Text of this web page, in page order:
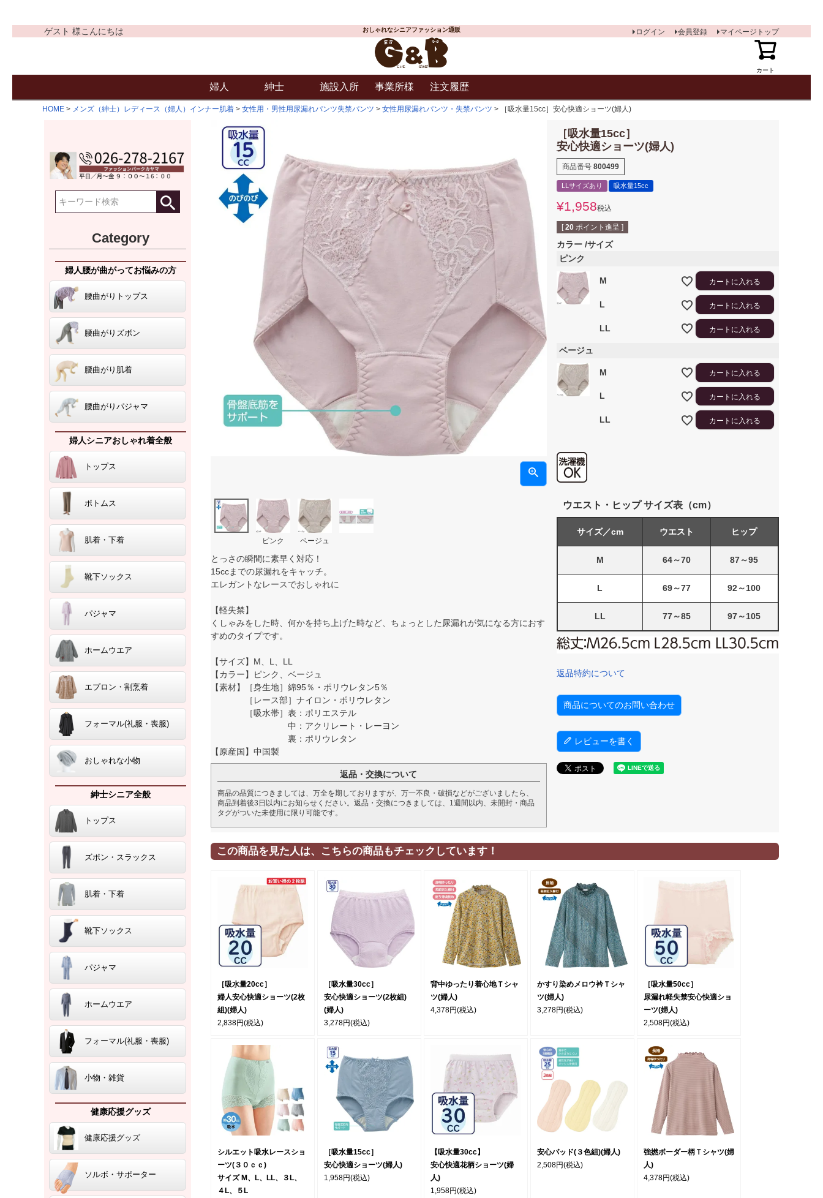
ゲスト 様こんにちは おしゃれなシニアファッション通販
カート
ログイン 会員登録 マイページトップ
婦人 紳士 施設入所 事業所様 注文履歴
HOME メンズ（紳士）レディース（婦人）インナー肌着 女性用・男性用尿漏れパンツ失禁パンツ 女性用尿漏れパンツ・失禁パンツ ［吸水量15cc］安心快適ショーツ(婦人)
Category
婦人腰が曲がってお悩みの方
腰曲がりトップス
腰曲がりズボン
腰曲がり肌着
腰曲がりパジャマ
婦人シニアおしゃれ着全般
トップス
ボトムス
肌着・下着
靴下ソックス
パジャマ
ホームウエア
エプロン・割烹着
フォーマル(礼服・喪服)
おしゃれな小物
紳士シニア全般
トップス
ズボン・スラックス
肌着・下着
靴下ソックス
パジャマ
ホームウエア
フォーマル(礼服・喪服)
小物・雑貨
健康応援グッズ
健康応援グッズ
ソルボ・サポーター
ピンク ベージュ
とっさの瞬間に素早く対応！
15ccまでの尿漏れをキャッチ。
エレガントなレースでおしゃれに
【軽失禁】
くしゃみをした時、何かを持ち上げた時など、ちょっとした尿漏れが気になる方におす
すめのタイプです。
【サイズ】M、L、LL
【カラー】ピンク、ベージュ
【素材】［身生地］綿95％・ポリウレタン5％
［レース部］ナイロン・ポリウレタン
［吸水帯］表：ポリエステル
中：アクリレート・レーヨン
裏：ポリウレタン
【原産国】中国製
返品・交換について
商品の品質につきましては、万全を期しておりますが、万一不良・破損などがございましたら、
商品到着後3日以内にお知らせください。返品・交換につきましては、1週間以内、未開封・商品
タグがついた未使用に限り可能です。
［吸水量15cc］
安心快適ショーツ(婦人)
商品番号 800499
LLサイズあり 吸水量15cc
¥1,958税込
[ 20 ポイント進呈 ]
カラー サイズ
ピンク
M カートに入れる
L カートに入れる
LL カートに入れる
ベージュ
M カートに入れる
L カートに入れる
LL カートに入れる
ウエスト・ヒップ サイズ表（cm）
サイズ／cm ウエスト ヒップ
M 64～70 87～95
L 69～77 92～100
LL 77～85 97～105
返品特約について
商品についてのお問い合わせ
レビューを書く
この商品を見た人は、こちらの商品もチェックしています！
［吸水量20cc］
婦人安心快適ショーツ(2枚
組)(婦人)
2,838円(税込)
［吸水量30cc］
安心快適ショーツ(2枚組)
(婦人)
3,278円(税込)
背中ゆったり着心地Ｔシャ
ツ(婦人)
4,378円(税込)
かすり染めメロウ衿Ｔシャ
ツ(婦人)
3,278円(税込)
［吸水量50cc］
尿漏れ軽失禁安心快適ショ
ーツ(婦人)
2,508円(税込)
シルエット吸水レースショ
ーツ(３０ｃｃ)
サイズ M、L、LL、３L、
４L、５L
［吸水量15cc］
安心快適ショーツ(婦人)
1,958円(税込)
【吸水量30cc】
安心快適花柄ショーツ(婦
人)
1,958円(税込)
安心パッド(３色組)(婦人)
2,508円(税込)
強撚ボーダー柄Ｔシャツ(婦
人)
4,378円(税込)